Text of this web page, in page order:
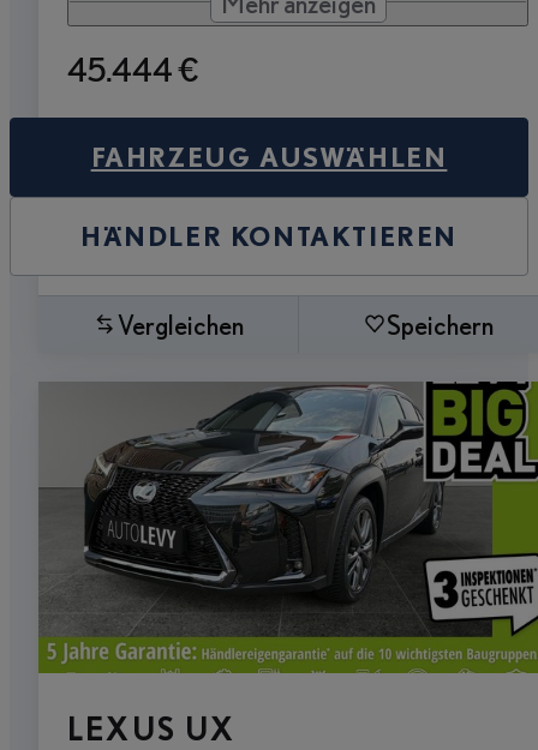
45.444 €
FAHRZEUG AUSWÄHLEN
HÄNDLER KONTAKTIEREN
Vergleichen Speichern
LEXUS UX